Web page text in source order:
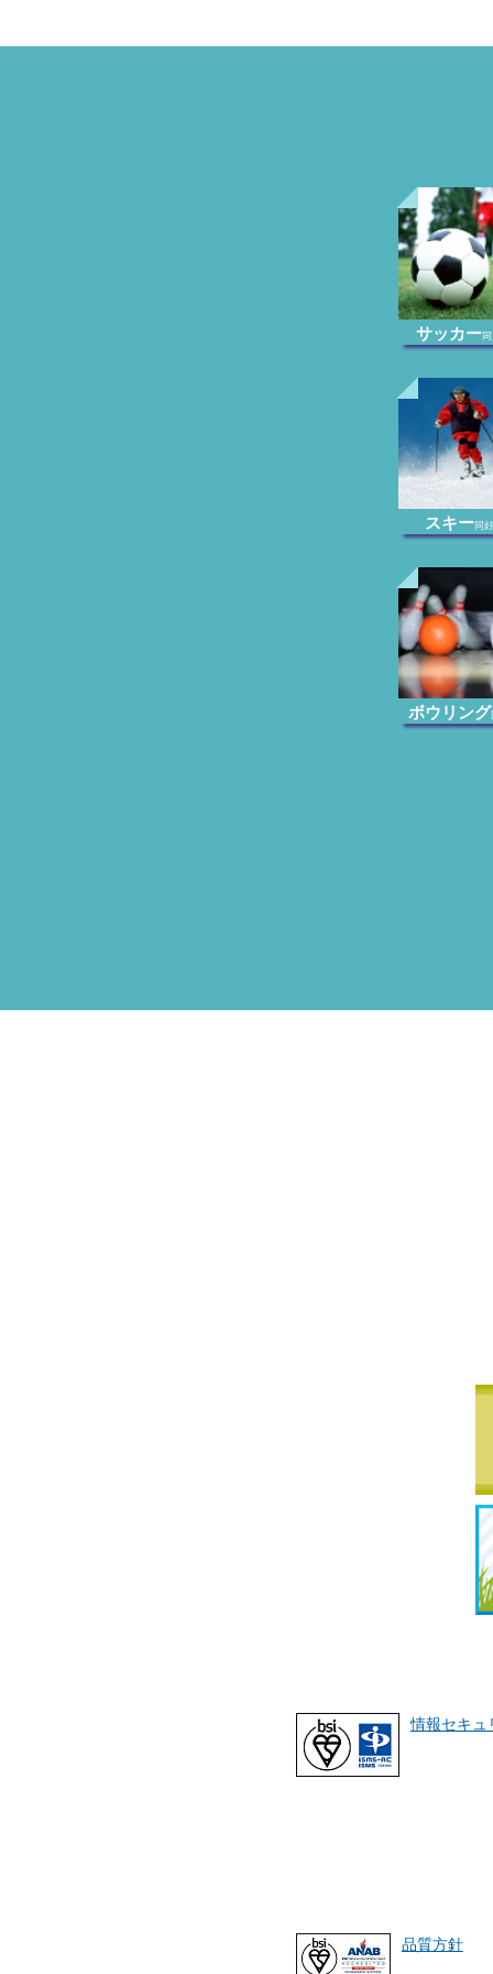
サッカー
スキー同
ボウリング
情報セキュ
品質方針